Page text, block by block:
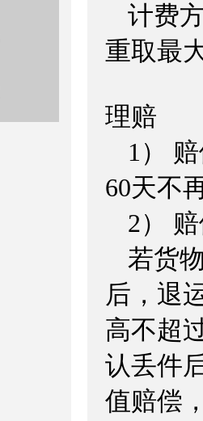
计费
重取最
理赔
1）
60天不
2）
若货
后，退
高不超
认丢件
值赔偿